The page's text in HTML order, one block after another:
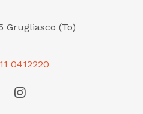
Grugliasco (To)
0412220